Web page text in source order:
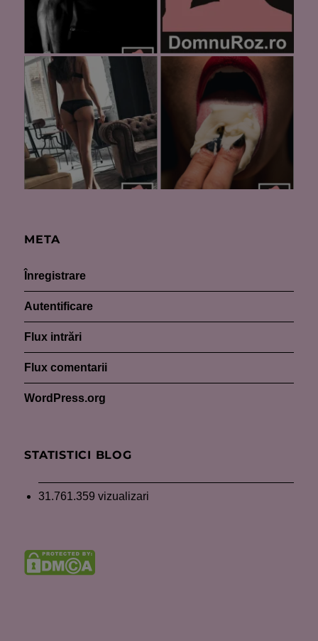
META
Înregistrare
Autentificare
Flux intrări
Flux comentarii
WordPress.org
STATISTICI BLOG
31.761.359 vizualizari